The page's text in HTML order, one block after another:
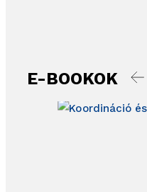
E-BOOKOK